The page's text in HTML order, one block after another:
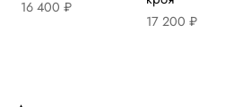
16 400 ₽
17 200 ₽